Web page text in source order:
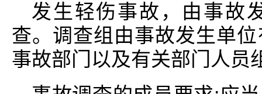
发生轻伤事故，由事故
查。调查组由事故发生单
事故部门以及有关部门人员